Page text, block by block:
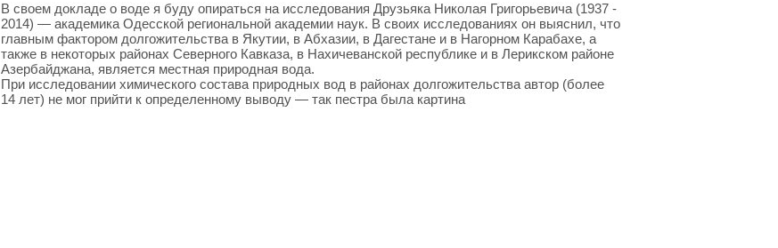
В своем докладе о воде я буду опираться на исследования Друзьяка Николая Григорьевича (1937 -
2014) — академика Одесской региональной академии наук. В своих исследованиях он выяснил, что
главным фактором долгожительства в Якутии, в Абхазии, в Дагестане и в Нагорном Карабахе, а
также в некоторых районах Северного Кавказа, в Нахичеванской республике и в Лерикском районе
Азербайджана, является местная природная вода.
При исследовании химического состава природных вод в районах долгожительства автор (более
14 лет) не мог прийти к определенному выводу — так пестра была картина